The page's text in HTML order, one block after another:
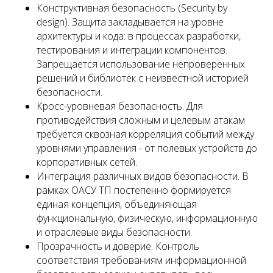
Конструктивная безопасность (Security by
design). Защита закладывается на уровне
архитектуры и кода: в процессах разработки,
тестирования и интеграции компонентов.
Запрещается использование непроверенных
решений и библиотек с неизвестной историей
безопасности.
Кросс-уровневая безопасность. Для
противодействия сложным и целевым атакам
требуется сквозная корреляция событий между
уровнями управления - от полевых устройств до
корпоративных сетей.
Интеграция различных видов безопасности. В
рамках ОАСУ ТП постепенно формируется
единая концепция, объединяющая
функциональную, физическую, информационную
и отраслевые виды безопасности.
Прозрачность и доверие. Контроль
соответствия требованиям информационной